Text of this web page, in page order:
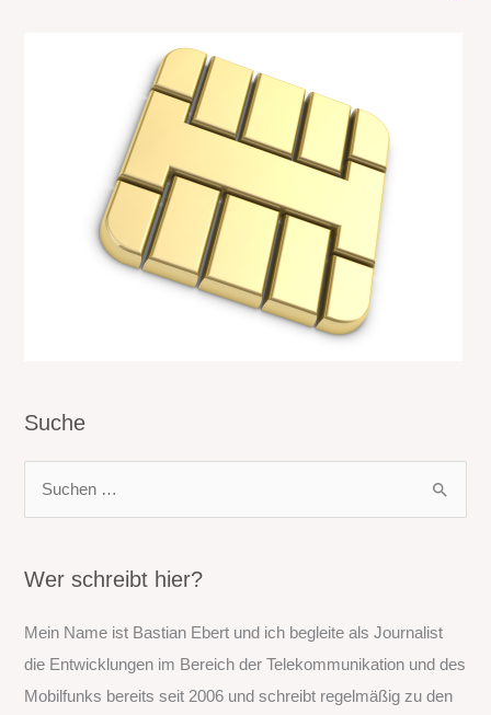
Suche
h
n
n
a
Wer schreibt hier?
Mein Name ist Bastian Ebert und ich begleite als Journalist
die Entwicklungen im Bereich der Telekommunikation und des
Mobilfunks bereits seit 2006 und schreibt regelmäßig zu den